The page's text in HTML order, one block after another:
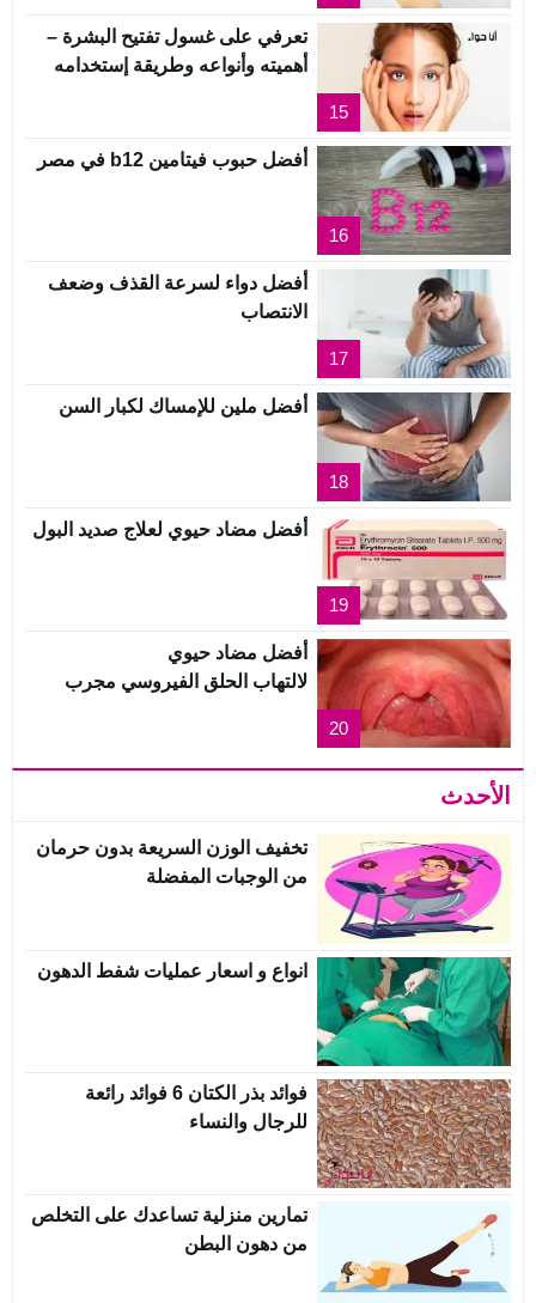
15
تعرفي على غسول تفتيح البشرة –
أهميته وأنواعه وطريقة إستخدامه
16
أفضل حبوب فيتامين b12 في مصر
17
أفضل دواء لسرعة القذف وضعف
الانتصاب
18
أفضل ملين للإمساك لكبار السن
19
أفضل مضاد حيوي لعلاج صديد البول
20
أفضل مضاد حيوي
لالتهاب الحلق الفيروسي مجرب
الأحدث
تخفيف الوزن السريعة بدون حرمان
من الوجبات المفضلة
انواع و اسعار عمليات شفط الدهون
فوائد بذر الكتان 6 فوائد رائعة
للرجال والنساء
تمارين منزلية تساعدك على التخلص
من دهون البطن